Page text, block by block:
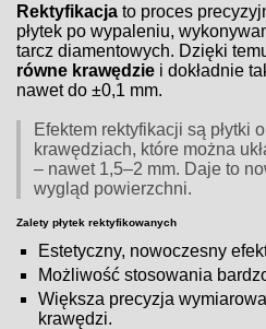
Rektyfikacja to proces
płytek po wypaleniu,
tarcz diamentowych. Dzięki
równe krawędzie i dokładnie
nawet do ±0,1 mm.
Efektem rektyfikacji są płytki
krawędziach, które można
– nawet 1,5–2 mm. Daje to
wygląd powierzchni.
Zalety płytek rektyfikowanych
Estetyczny, nowoczesny
Możliwość stosowania
Większa precyzja
krawędzi.